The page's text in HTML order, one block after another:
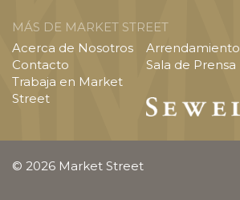
MÁS DE MARKET STREET
Acerca de Nosotros
Contacto
Trabaja en Market
Street
Arrendamiento
Sala de Prensa
© 2026 Market Street